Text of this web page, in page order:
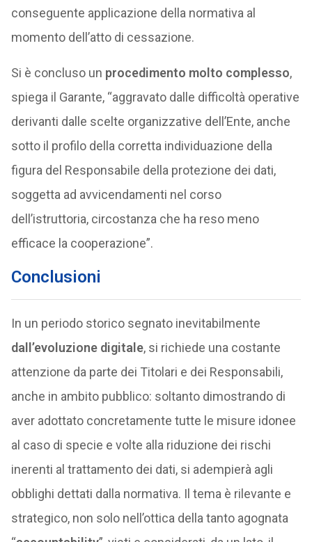
conseguente applicazione della normativa al
momento dell’atto di cessazione.
Si è concluso un procedimento molto complesso,
spiega il Garante, “aggravato dalle difficoltà operative
derivanti dalle scelte organizzative dell’Ente, anche
sotto il profilo della corretta individuazione della
figura del Responsabile della protezione dei dati,
soggetta ad avvicendamenti nel corso
dell’istruttoria, circostanza che ha reso meno
efficace la cooperazione”.
Conclusioni
In un periodo storico segnato inevitabilmente
dall’evoluzione digitale, si richiede una costante
attenzione da parte dei Titolari e dei Responsabili,
anche in ambito pubblico: soltanto dimostrando di
aver adottato concretamente tutte le misure idonee
al caso di specie e volte alla riduzione dei rischi
inerenti al trattamento dei dati, si adempierà agli
obblighi dettati dalla normativa. Il tema è rilevante e
strategico, non solo nell’ottica della tanto agognata